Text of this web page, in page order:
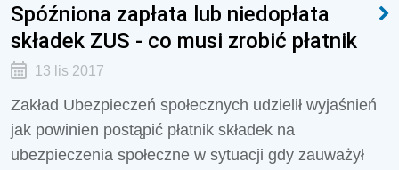
Spóźniona zapłata lub niedopłata
składek ZUS - co musi zrobić płatnik
13 lis 2017
Zakład Ubezpieczeń społecznych udzielił wyjaśnień
jak powinien postąpić płatnik składek na
ubezpieczenia społeczne w sytuacji gdy zauważył